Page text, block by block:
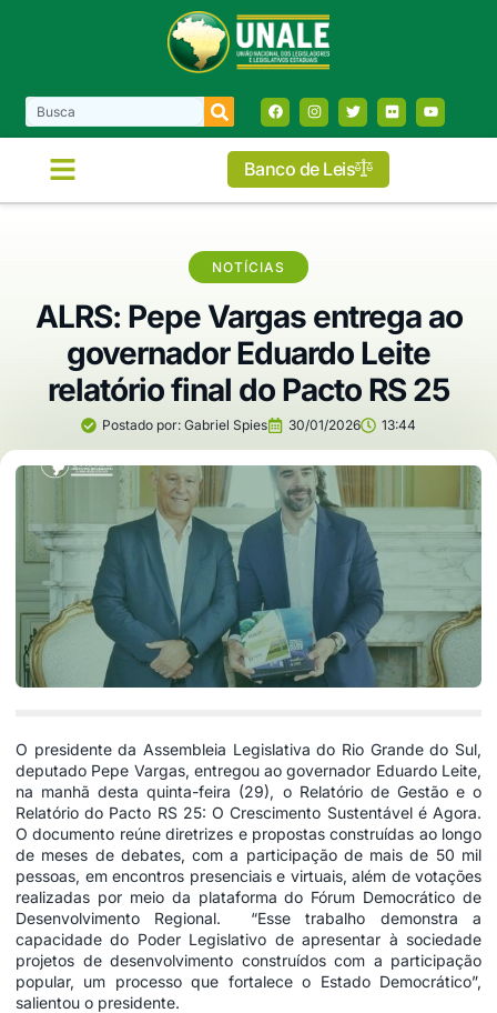
Banco de Leis
NOTÍCIAS
ALRS: Pepe Vargas entrega ao
governador Eduardo Leite
relatório final do Pacto RS 25
Postado por: Gabriel Spies 30/01/2026 13:44
O presidente da Assembleia Legislativa do Rio Grande do Sul,
deputado Pepe Vargas, entregou ao governador Eduardo Leite,
na manhã desta quinta-feira (29), o Relatório de Gestão e o
Relatório do Pacto RS 25: O Crescimento Sustentável é Agora.
O documento reúne diretrizes e propostas construídas ao longo
de meses de debates, com a participação de mais de 50 mil
pessoas, em encontros presenciais e virtuais, além de votações
realizadas por meio da plataforma do Fórum Democrático de
Desenvolvimento Regional. “Esse trabalho demonstra a
capacidade do Poder Legislativo de apresentar à sociedade
projetos de desenvolvimento construídos com a participação
popular, um processo que fortalece o Estado Democrático”,
salientou o presidente.